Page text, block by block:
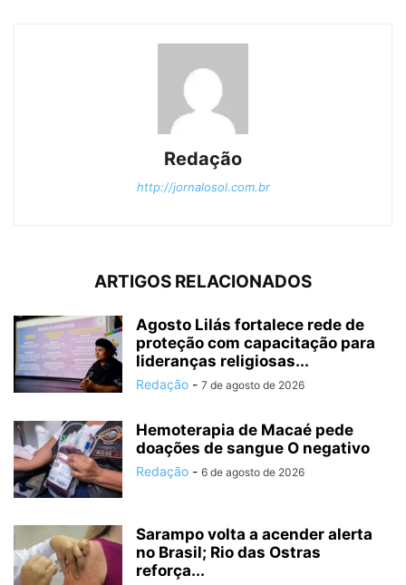
Redação
http://jornalosol.com.br
ARTIGOS RELACIONADOS
Agosto Lilás fortalece rede de
proteção com capacitação para
lideranças religiosas...
Redação - 7 de agosto de 2026
Hemoterapia de Macaé pede
doações de sangue O negativo
Redação - 6 de agosto de 2026
Sarampo volta a acender alerta
no Brasil; Rio das Ostras
reforça...